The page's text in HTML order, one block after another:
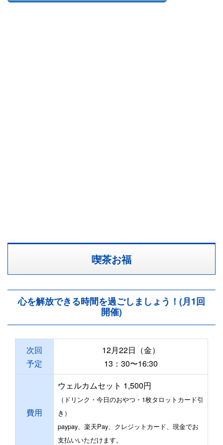
喫茶お福
心を解放できる時間を過ごしましょう！(月1回
開催)
次回
予定
12月22日（金）
13：30〜16:30
費用
ウェルカムセット 1,500円
（ドリンク・今日のおやつ・1枚タロットカード引
き）
paypay、楽天Pay、クレジットカード、現金でお
支払いいただけます。